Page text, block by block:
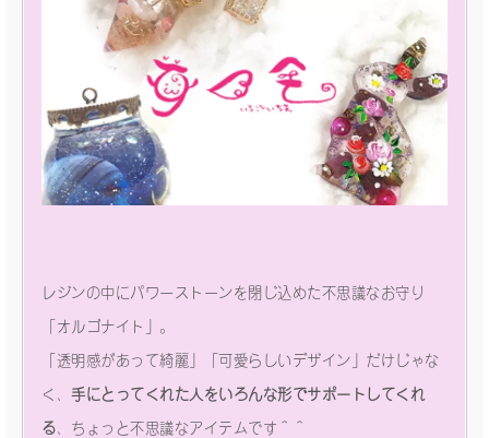
レジンの中にパワーストーンを閉じ込めた不思議なお守り
「オルゴナイト」。
「透明感があって綺麗」「可愛らしいデザイン」だけじゃな
く、 手にとってくれた人をいろんな形でサポートしてくれ
る 、ちょっと不思議なアイテムです＾＾